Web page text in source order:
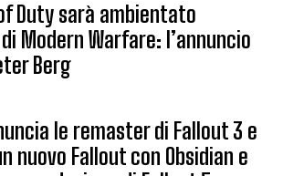
Duty sarà ambientato
Modern Warfare: l’annuncio
Berg
le remaster di Fallout 3 e
nuovo Fallout con Obsidian e